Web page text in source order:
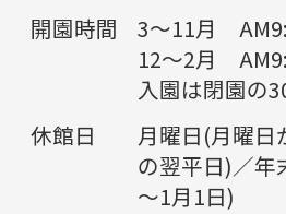
開園時間
3～11月
12～2月
入園は閉園の
休館日
月曜日(月曜日
の翌平日)／年
～1月1日)